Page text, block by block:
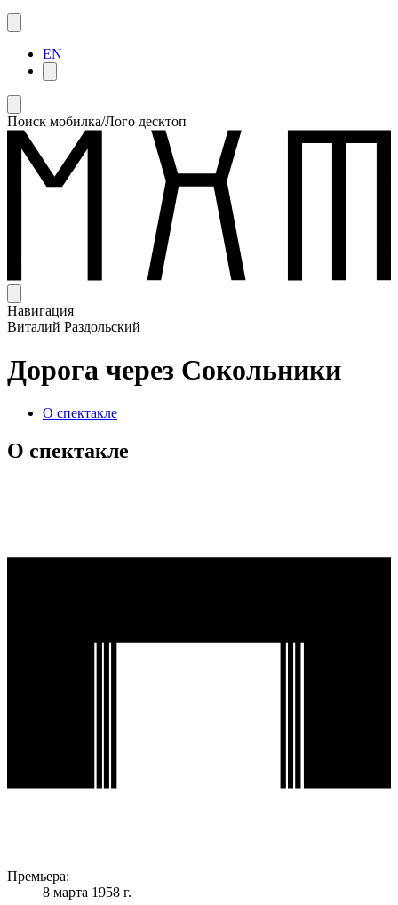
EN
Поиск мобилка/Лого десктоп
Навигация
Виталий Раздольский
Дорога через Сокольники
О спектакле
О спектакле
Премьера:
8 марта 1958 г.